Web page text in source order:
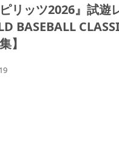
リッツ2026』試遊
BASEBALL
】
19